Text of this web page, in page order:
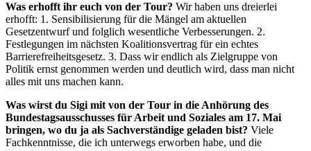
Was erhofft ihr euch von der Tour? Wir haben uns dreierlei
erhofft: 1. Sensibilisierung für die Mängel am aktuellen
Gesetzentwurf und folglich wesentliche Verbesserungen. 2.
Festlegungen im nächsten Koalitionsvertrag für ein echtes
Barrierefreiheitsgesetz. 3. Dass wir endlich als Zielgruppe von
Politik ernst genommen werden und deutlich wird, dass man nicht
alles mit uns machen kann.
Was wirst du Sigi mit von der Tour in die Anhörung des
Bundestagsausschusses für Arbeit und Soziales am 17. Mai
bringen, wo du ja als Sachverständige geladen bist? Viele
Fachkenntnisse, die ich unterwegs erworben habe, und die